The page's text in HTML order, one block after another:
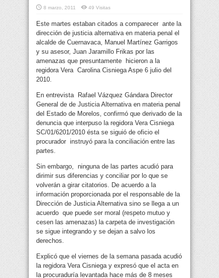
8 marzo, 2011 49 Visitas
Este martes estaban citados a comparecer ante la
dirección de justicia alternativa en materia penal el
alcalde de Cuernavaca, Manuel Martínez Garrigos
y su asesor, Juan Jaramillo Frikas por las
amenazas que presuntamente hicieron a la
regidora Vera Carolina Cisniega Aspe 6 julio del
2010.
En entrevista Rafael Vázquez Gándara Director
General de de Justicia Alternativa en materia penal
del Estado de Morelos, confirmó que derivado de la
denuncia que interpuso la regidora Vera Cisniega
SC/01/6201/2010 ésta se siguió de oficio el
procurador instruyó para la conciliación entre las
partes.
Sin embargo, ninguna de las partes acudió para
dirimir sus diferencias y conciliar por lo que se
volverán a girar citatorios. De acuerdo a la
información proporcionada por el responsable de la
Dirección de Justicia Alternativa sino se llega a un
acuerdo que puede ser moral (respeto mutuo y
cesen las amenazas) la carpeta de investigación
se sigue integrando y se dejan a salvo los
derechos.
Explicó que el viernes de la semana pasada acudió
la regidora Vera Cisniega y expresó que el acta en
la procuraduría levantada hace más de 8 meses